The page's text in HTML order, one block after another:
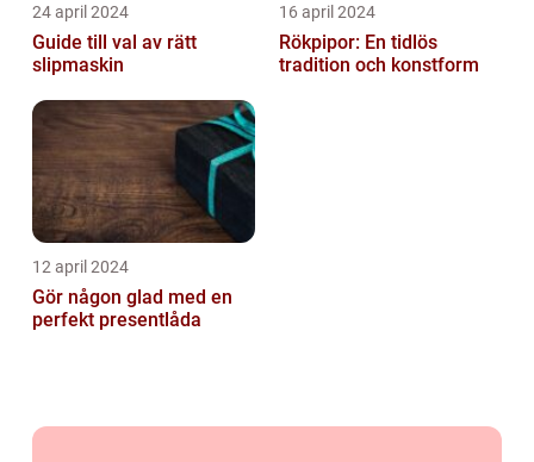
24 april 2024
Guide till val av rätt
slipmaskin
16 april 2024
Rökpipor: En tidlös
tradition och konstform
12 april 2024
Gör någon glad med en
perfekt presentlåda